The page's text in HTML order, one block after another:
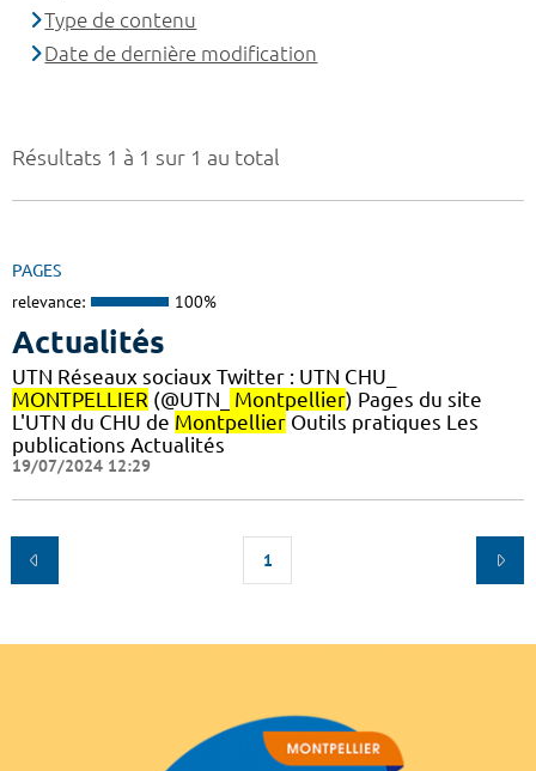
Résultats 1 à 1 sur 1 au total
PAGES
relevance: 100%
Actualités
UTN Réseaux sociaux Twitter : UTN CHU_
MONTPELLIER (@UTN_ Montpellier) Pages du site
L'UTN du CHU de Montpellier Outils pratiques Les
publications Actualités
19/07/2024 12:29
1
Type de contenu
Date de dernière modification